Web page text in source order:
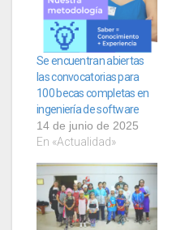
Se encuentran abiertas
las convocatorias para
100 becas completas en
ingeniería de software
14 de junio de 2025
En «Actualidad»